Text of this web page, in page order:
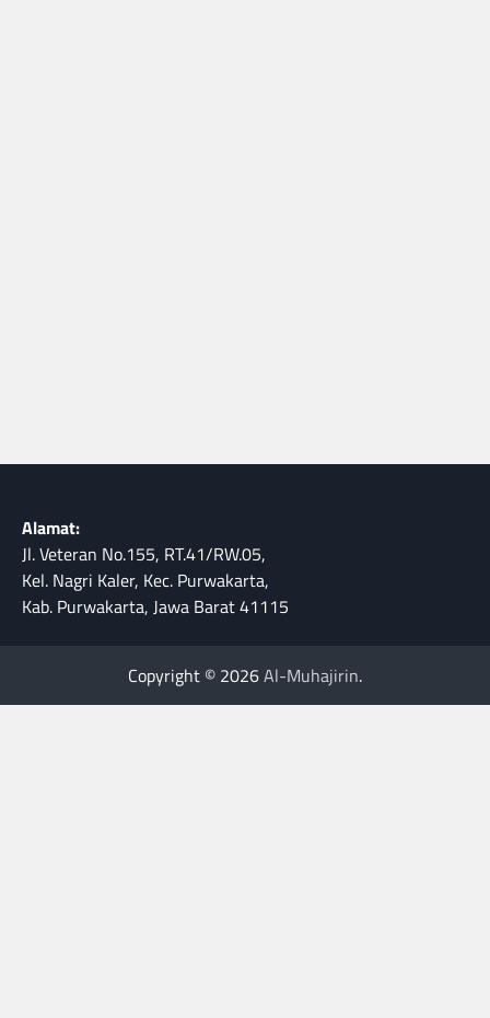
Alamat:
Jl. Veteran No.155, RT.41/RW.05,
Kel. Nagri Kaler, Kec. Purwakarta,
Kab. Purwakarta, Jawa Barat 41115
Copyright © 2026Al-Muhajirin.